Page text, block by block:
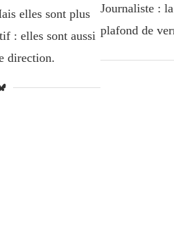
elles sont plus
: elles sont aussi
direction.
Journaliste :
plafond de